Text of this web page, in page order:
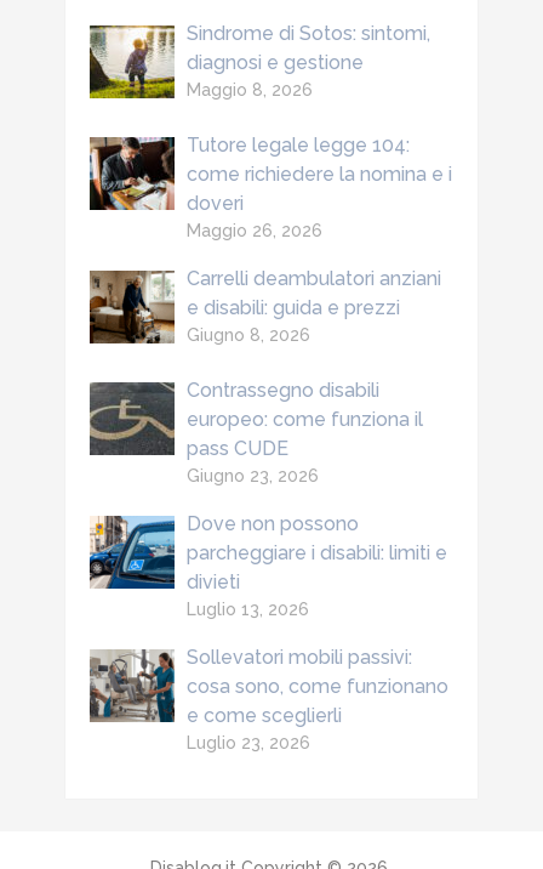
Sindrome di Sotos: sintomi,
diagnosi e gestione
Maggio 8, 2026
Tutore legale legge 104:
come richiedere la nomina e i
doveri
Maggio 26, 2026
Carrelli deambulatori anziani
e disabili: guida e prezzi
Giugno 8, 2026
Contrassegno disabili
europeo: come funziona il
pass CUDE
Giugno 23, 2026
Dove non possono
parcheggiare i disabili: limiti e
divieti
Luglio 13, 2026
Sollevatori mobili passivi:
cosa sono, come funzionano
e come sceglierli
Luglio 23, 2026